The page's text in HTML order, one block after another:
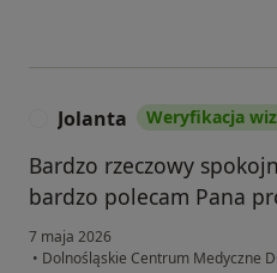
Jolanta Weryfikacja
Bardzo rzeczowy
bardzo polecam Pana
7 maja 2026
• Dolnośląskie Centrum Medyczne